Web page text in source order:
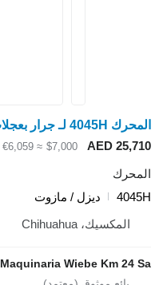
المحرك 4045H لـ جرار بعجلات John Deere 6520
AED 25,710
$7,000
≈ €6,059
المحرك
4045H
ديزل / مازوت
المكسيك، Chihuahua
Maquinaria Wiebe Km 24 Sa